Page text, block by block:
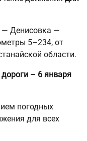
— Денисовка —
5–234, от
области.
– 6 января
погодных
для всех